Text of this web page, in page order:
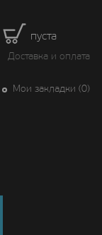
пуста
Доставка и оплата
Мои закладки (0)